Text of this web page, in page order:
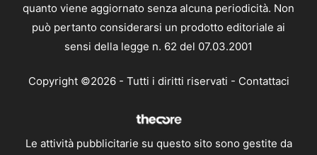
quanto viene aggiornato senza alcuna periodicità. Non
può pertanto considerarsi un prodotto editoriale ai
sensi della legge n. 62 del 07.03.2001
Copyright ©2026 - Tutti i diritti riservati - Contattaci
Le attività pubblicitarie su questo sito sono gestite da